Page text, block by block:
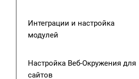
Интеграции и настройка
модулей
Настройка Веб-Окружения для
сайтов